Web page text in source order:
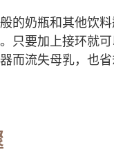
的奶瓶和其他饮
只要加上接环就
而流失母乳，也